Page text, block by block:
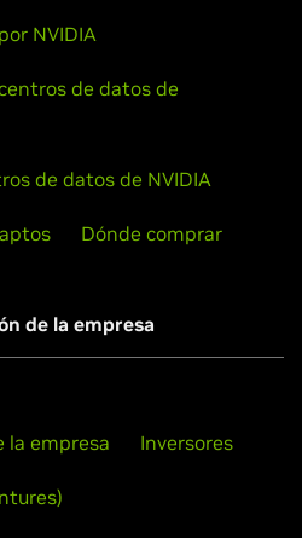
NVIDIA
de datos de
de datos de NVIDIA
Dónde comprar
de la empresa
la empresa Inversores